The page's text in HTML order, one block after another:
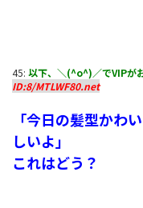
45: 以下、＼(^o^)／でVIPが
ID:8/MTLWF80.net
「今日の髪型かわ
しいよ」
これはどう？